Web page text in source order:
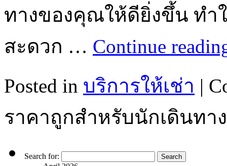
ทางของคุณให้ดียิ่งขึ้น ทำ
สะดวก … Continue
Posted in บริการให้เช่า |
ราคาถูกสำหรับนักเดินทา
Search for: